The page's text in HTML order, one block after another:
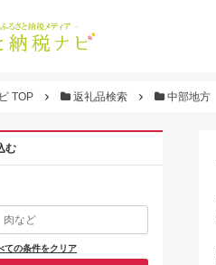
TOP 返礼品検索 中部地方
む
ての条件をクリア